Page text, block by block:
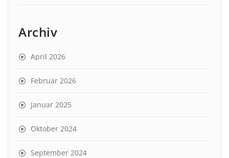
Archiv
April 2026
Februar 2026
Januar 2025
Oktober 2024
September 2024